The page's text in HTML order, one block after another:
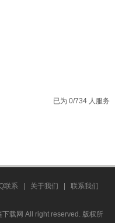
已为 0/734 人服务
联系 关于我们
联系我们
载网 All right reserved. 版权所